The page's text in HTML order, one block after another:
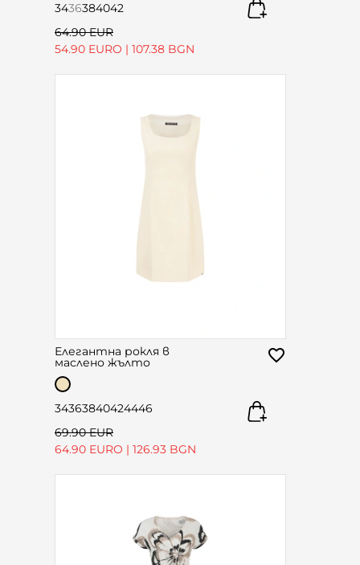
3436384042
64.90 EUR
54.90 EURO | 107.38 BGN
Елегантна рокля в
маслено жълто
34363840424446
69.90 EUR
64.90 EURO | 126.93 BGN